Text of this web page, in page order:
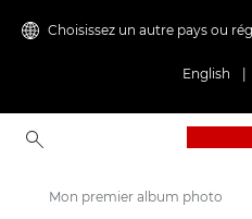
Choisissez un autre pays ou
English
Mon premier album photo